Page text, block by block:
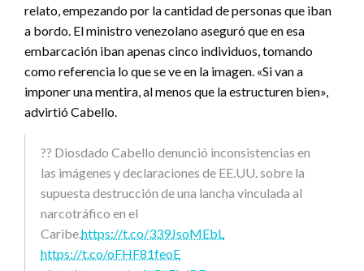
relato, empezando por la cantidad de personas que iban
a bordo. El ministro venezolano aseguró que en esa
embarcación iban apenas cinco individuos, tomando
como referencia lo que se ve en la imagen. «Si van a
imponer una mentira, al menos que la estructuren bien»,
advirtió Cabello.
?? Diosdado Cabello denunció inconsistencias en
las imágenes y declaraciones de EE.UU. sobre la
supuesta destrucción de una lancha vinculada al
narcotráfico en el
Caribe.https://t.co/339JsoMEbL
https://t.co/oFHF81feoE